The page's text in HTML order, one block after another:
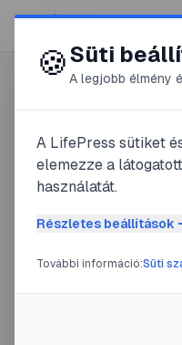
😍 LifePress
🍪Süti
A legjobb élmény
A LifePress sütiket
elemezze a
használatát.
Részletes beállítások
További információ:Süti